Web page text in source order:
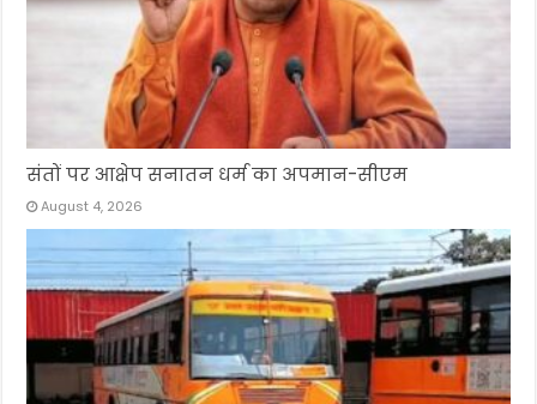
संतों पर आक्षेप सनातन धर्म का अपमान-सीएम
August 4, 2026